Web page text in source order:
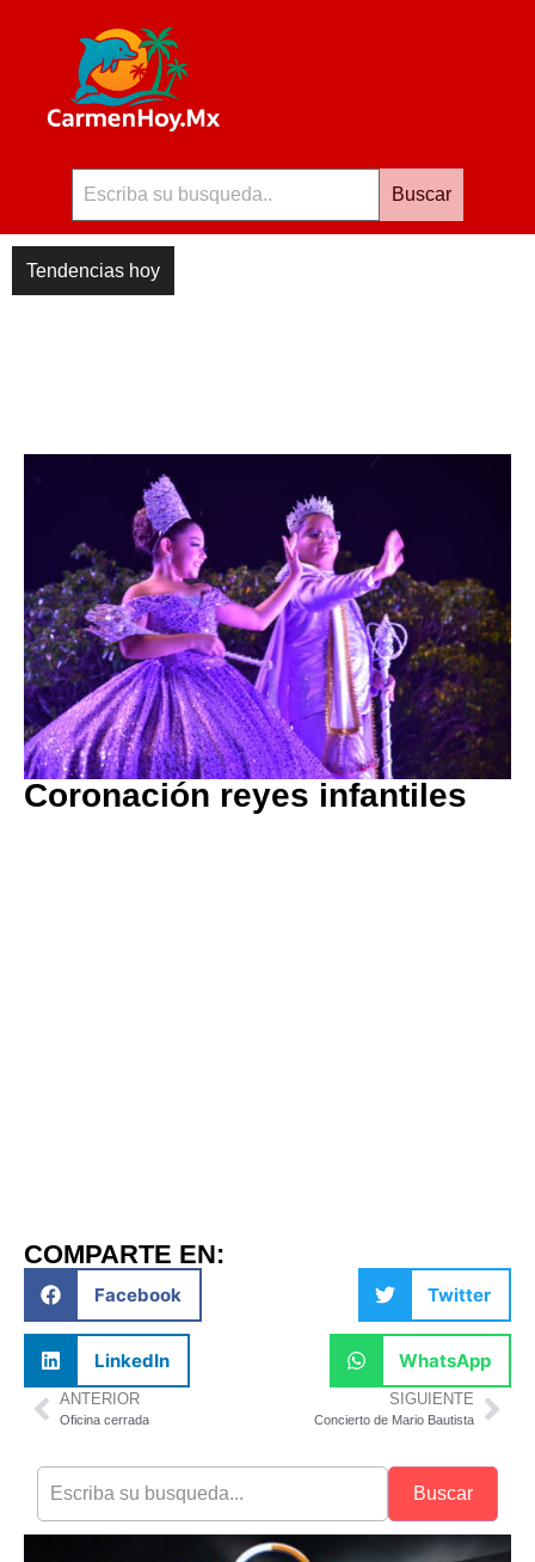
Buscar
Tendencias hoy
Coronación reyes infantiles
COMPARTE EN:
Facebook Twitter
LinkedIn WhatsApp
ANTERIOR
Oficina cerrada
SIGUIENTE
Concierto de Mario Bautista
Buscar